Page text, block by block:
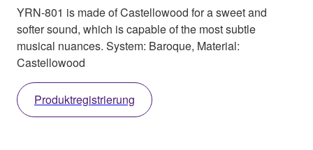
YRN-801 is made of Castellowood for a sweet and
softer sound, which is capable of the most subtle
musical nuances. System: Baroque, Material:
Castellowood
Produktregistrierung